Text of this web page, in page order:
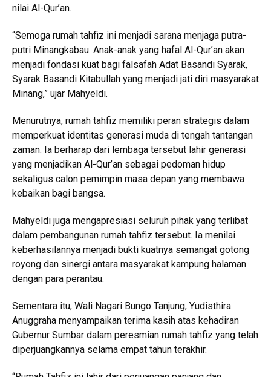
nilai Al-Qur’an.
“Semoga rumah tahfiz ini menjadi sarana menjaga putra-
putri Minangkabau. Anak-anak yang hafal Al-Qur’an akan
menjadi fondasi kuat bagi falsafah Adat Basandi Syarak,
Syarak Basandi Kitabullah yang menjadi jati diri masyarakat
Minang,” ujar Mahyeldi.
Menurutnya, rumah tahfiz memiliki peran strategis dalam
memperkuat identitas generasi muda di tengah tantangan
zaman. Ia berharap dari lembaga tersebut lahir generasi
yang menjadikan Al-Qur’an sebagai pedoman hidup
sekaligus calon pemimpin masa depan yang membawa
kebaikan bagi bangsa.
Mahyeldi juga mengapresiasi seluruh pihak yang terlibat
dalam pembangunan rumah tahfiz tersebut. Ia menilai
keberhasilannya menjadi bukti kuatnya semangat gotong
royong dan sinergi antara masyarakat kampung halaman
dengan para perantau.
Sementara itu, Wali Nagari Bungo Tanjung, Yudisthira
Anuggraha menyampaikan terima kasih atas kehadiran
Gubernur Sumbar dalam peresmian rumah tahfiz yang telah
diperjuangkannya selama empat tahun terakhir.